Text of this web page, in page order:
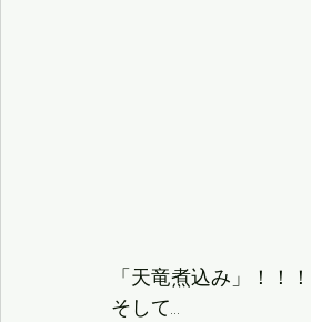
「天竜煮込み」！！！
そして…